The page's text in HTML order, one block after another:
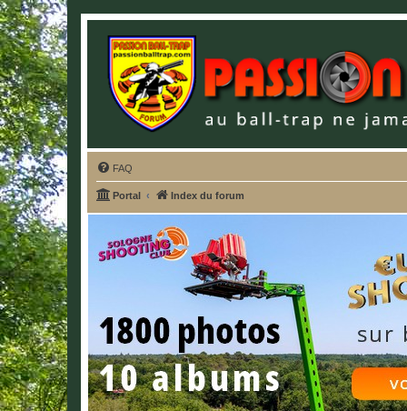
FAQ
Portal Index du forum